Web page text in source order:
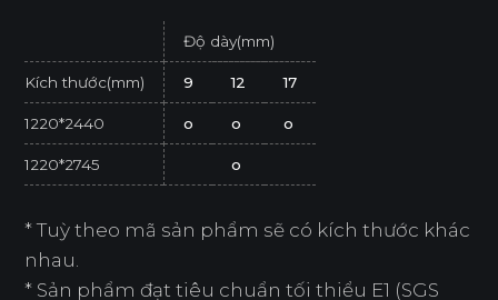
Độ dày(mm)
Kích thước(mm) 9 12 17
1220*2440 o o o
1220*2745 o
* Tuỳ theo mã sản phẩm sẽ có kích thước khác
nhau.
* Sản phẩm đạt tiêu chuẩn tối thiểu E1 (SGS